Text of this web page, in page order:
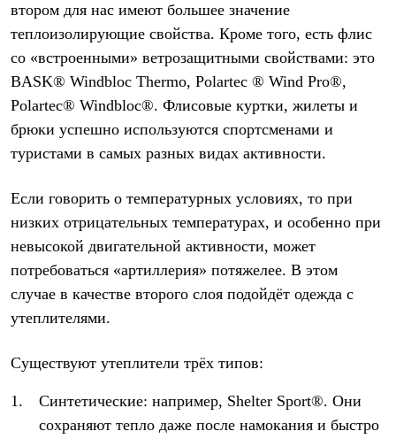
втором для нас имеют большее значение
теплоизолирующие свойства. Кроме того, есть флис
со «встроенными» ветрозащитными свойствами: это
BASK® Windbloc Thermo, Polartec ® Wind Pro®,
Polartec® Windbloc®. Флисовые куртки, жилеты и
брюки успешно используются спортсменами и
туристами в самых разных видах активности.
Если говорить о температурных условиях, то при
низких отрицательных температурах, и особенно при
невысокой двигательной активности, может
потребоваться «артиллерия» потяжелее. В этом
случае в качестве второго слоя подойдёт одежда с
утеплителями.
Существуют утеплители трёх типов:
Синтетические: например, Shelter Sport®. Они
сохраняют тепло даже после намокания и быстро